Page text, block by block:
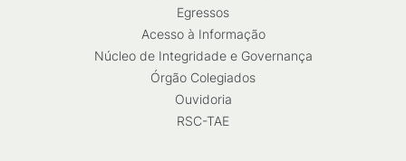
Egressos
Acesso à Informação
Núcleo de Integridade e Governança
Órgão Colegiados
Ouvidoria
RSC-TAE